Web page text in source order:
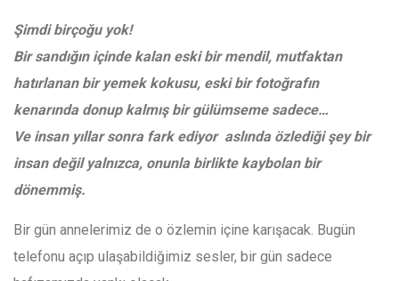
Şimdi birçoğu yok!
Bir sandığın içinde kalan eski bir mendil, mutfaktan
hatırlanan bir yemek kokusu, eski bir fotoğrafın
kenarında donup kalmış bir gülümseme sadece…
Ve insan yıllar sonra fark ediyor aslında özlediği şey bir
insan değil yalnızca, onunla birlikte kaybolan bir
dönemmiş.
Bir gün annelerimiz de o özlemin içine karışacak. Bugün
telefonu açıp ulaşabildiğimiz sesler, bir gün sadece